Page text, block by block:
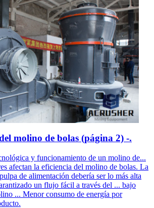
molino de bolas (página 2) -.
y funcionamiento de un molino de...
afectan la eficiencia del molino de bolas. La
de alimentación debería ser lo más alta
un flujo fácil a través del ... bajo
... Menor consumo de energía por